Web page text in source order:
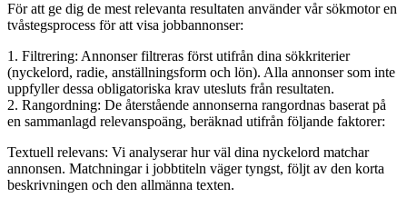
För att ge dig de mest relevanta resultaten använder vår sökmotor en
tvåstegsprocess för att visa jobbannonser:
1. Filtrering: Annonser filtreras först utifrån dina sökkriterier
(nyckelord, radie, anställningsform och lön). Alla annonser som inte
uppfyller dessa obligatoriska krav utesluts från resultaten.
2. Rangordning: De återstående annonserna rangordnas baserat på
en sammanlagd relevanspoäng, beräknad utifrån följande faktorer:
Textuell relevans: Vi analyserar hur väl dina nyckelord matchar
annonsen. Matchningar i jobbtiteln väger tyngst, följt av den korta
beskrivningen och den allmänna texten.